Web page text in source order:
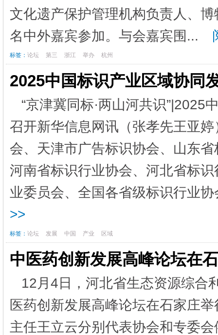
文化遗产保护管理机构负责人、
名中外嘉宾参加。与会嘉宾围...
标签： 论坛 第三 浙江 举办 杭州
2025中国标识产业区域协同
“京津冀同标·两山河共识”|2025
召开新华信息网讯（张孝先王亚
会、天津市广告标识协会、山东
河南省标识行业协会、河北省标
业委员会、全国各省级标识行业
>>
标签： 论坛 发展 中国 产业 区域
中医药创新发展高峰论坛在
12月4日，河北省生态资源综合
医药创新发展高峰论坛在石家庄
主任王立云分别代表协会和专委